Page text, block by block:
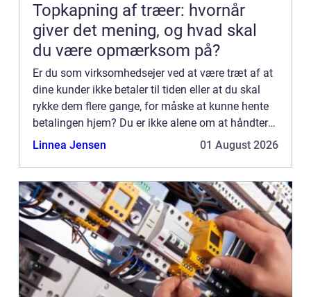
Topkapning af træer: hvornår
giver det mening, og hvad skal
du være opmærksom på?
Er du som virksomhedsejer ved at være træt af at
dine kunder ikke betaler til tiden eller at du skal
rykke dem flere gange, for måske at kunne hente
betalingen hjem? Du er ikke alene om at håndtere
de dårlige betalere. Der er mange der bruger
Linnea Jensen 01 August 2026